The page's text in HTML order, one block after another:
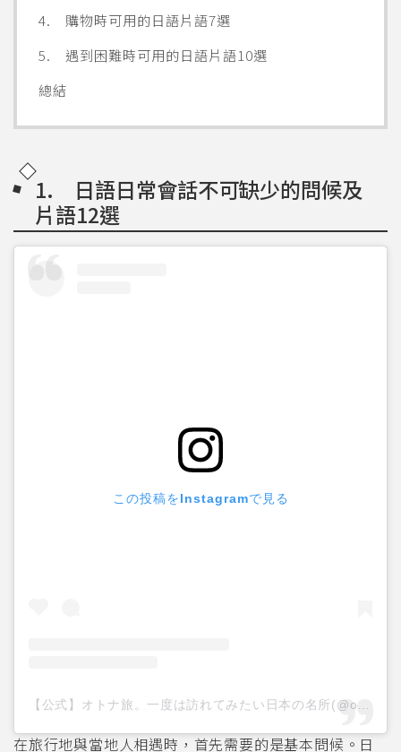
4. 購物時可用的日語片語7選
5. 遇到困難時可用的日語片語10選
總結
1. 日語日常會話不可缺少的問候及
片語12選
この投稿をInstagramで見る
【公式】オトナ旅。一度は訪れてみたい日本の名所(@otonatabi_japan)がシェアした投稿
在旅行地與當地人相遇時，首先需要的是基本問候。日